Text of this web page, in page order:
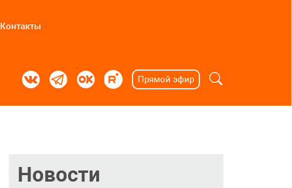
Контакты
Прямой эфир
Новости